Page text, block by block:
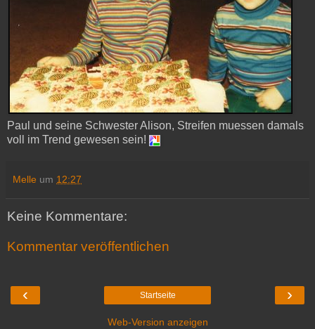
Paul und seine Schwester Alison, Streifen muessen damals
voll im Trend gewesen sein!
Melle um 12:27
Keine Kommentare:
Kommentar veröffentlichen
‹ ›
Startseite
Web-Version anzeigen